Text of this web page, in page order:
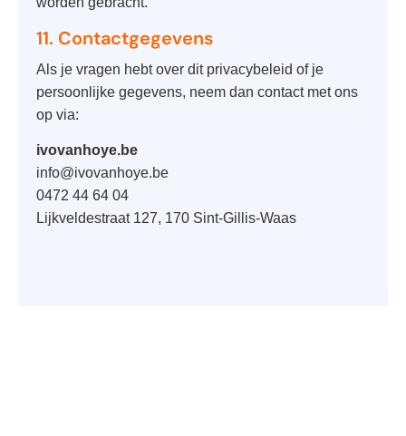
11. Contactgegevens
Als je vragen hebt over dit privacybeleid of je
persoonlijke gegevens, neem dan contact met ons
op via:
ivovanhoye.be
info@ivovanhoye.be
0472 44 64 04
Lijkveldestraat 127, 170 Sint-Gillis-Waas